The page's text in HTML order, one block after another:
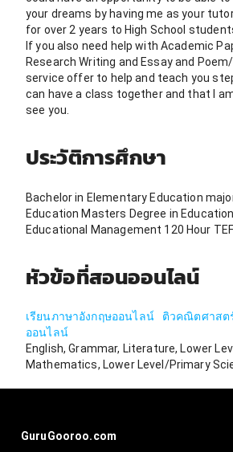
your dreams by having me as your
for over 2 years to High School
If you also need help with Academic
Research Writing and Essay and
service offer to help and teach you
can have a class together and that I
see you.
ประวัติการศึกษา
Bachelor in Elementary Education
Education Masters Degree in
Educational Management 120 Hour
หัวข้อที่สอนออนไลน์
เรียนภาษาอังกฤษออนไลน์ ติวคณิตศาสต
ออนไลน์
English, Grammar, Literature, Lower
Mathematics, Lower Level/Primary
GuruGooroo.com